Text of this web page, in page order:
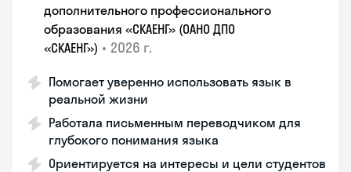
дополнительного профессионального
образования «СКАЕНГ» (ОАНО ДПО
«СКАЕНГ») • 2026 г.
Помогает уверенно использовать язык в
реальной жизни
Работала письменным переводчиком для
глубокого понимания языка
Ориентируется на интересы и цели студентов